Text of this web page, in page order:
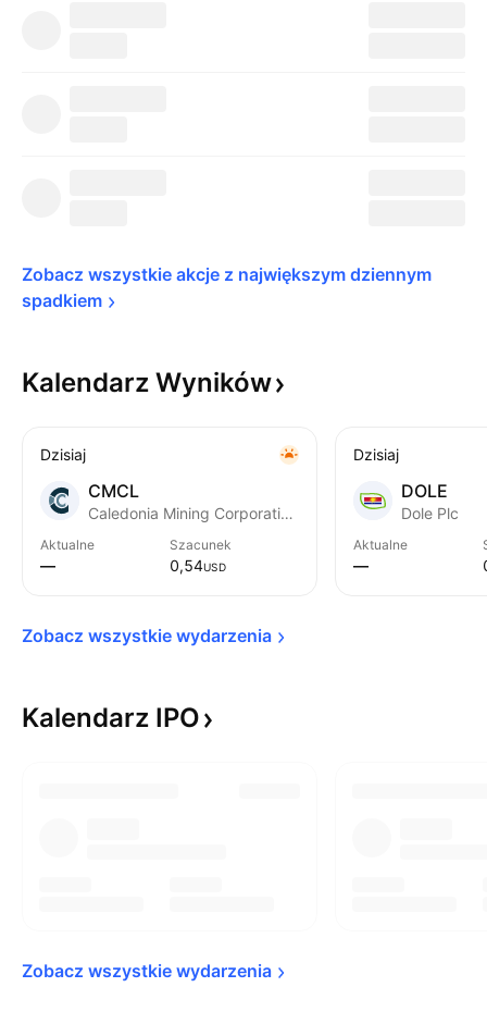
spadkiem
Kalendarz Wyników
Dzisiaj
CMCL
Caledonia Mining Corporation PLC
Aktualne
—
Szacunek
0,54USD
Dzisiaj
DOLE
Dole Plc
Aktualne
—
Zobacz wszystkie wydarzenia
Kalendarz IPO
Zobacz wszystkie wydarzenia